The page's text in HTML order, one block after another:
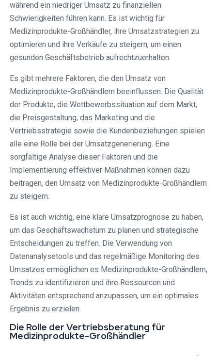
während ein niedriger Umsatz zu finanziellen
Schwierigkeiten führen kann. Es ist wichtig für
Medizinprodukte-Großhändler, ihre Umsatzstrategien zu
optimieren und ihre Verkäufe zu steigern, um einen
gesunden Geschäftsbetrieb aufrechtzuerhalten.
Es gibt mehrere Faktoren, die den Umsatz von
Medizinprodukte-Großhändlern beeinflussen. Die Qualität
der Produkte, die Wettbewerbssituation auf dem Markt,
die Preisgestaltung, das Marketing und die
Vertriebsstrategie sowie die Kundenbeziehungen spielen
alle eine Rolle bei der Umsatzgenerierung. Eine
sorgfältige Analyse dieser Faktoren und die
Implementierung effektiver Maßnahmen können dazu
beitragen, den Umsatz von Medizinprodukte-Großhändlern
zu steigern.
Es ist auch wichtig, eine klare Umsatzprognose zu haben,
um das Geschäftswachstum zu planen und strategische
Entscheidungen zu treffen. Die Verwendung von
Datenanalysetools und das regelmäßige Monitoring des
Umsatzes ermöglichen es Medizinprodukte-Großhändlern,
Trends zu identifizieren und ihre Ressourcen und
Aktivitäten entsprechend anzupassen, um ein optimales
Ergebnis zu erzielen.
Die Rolle der Vertriebsberatung für
Medizinprodukte-Großhändler